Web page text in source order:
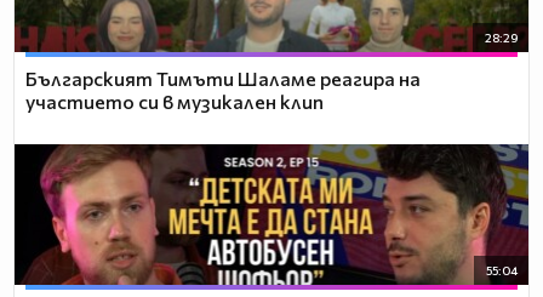
28:29
Българският Тимъти Шаламе реагира на
участието си в музикален клип
55:04